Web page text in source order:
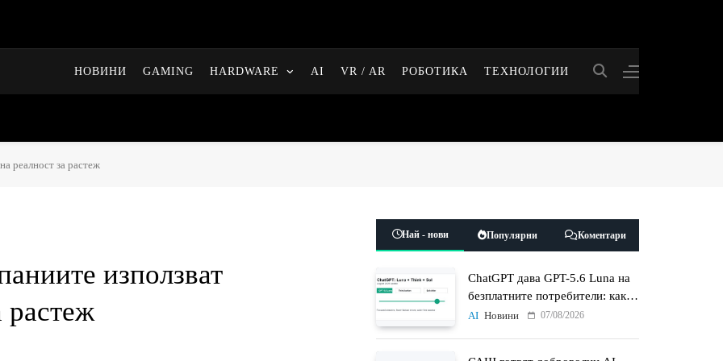
НОВИНИ GAMING HARDWARE AI VR / AR РОБОТИКА ТЕХНОЛОГИИ
реалност за растеж
използват
растеж
Най - нови Популярни Коментари
ChatGPT дава GPT-5.6 Luna на
безплатните потребители: какво
променят Think бутонът и
AI Новини 07/08/2026